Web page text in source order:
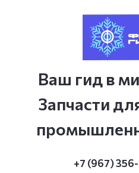
Ваш гид в
Запчасти
+7 (967)